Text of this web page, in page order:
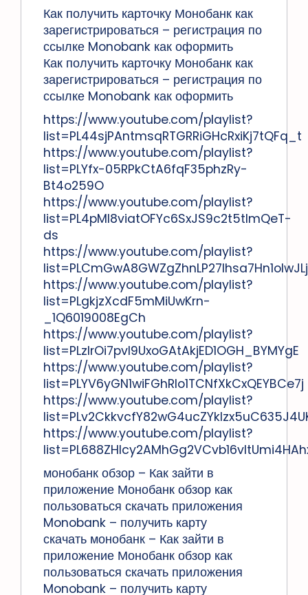
Как получить карточку Монобанк как
зарегистрироваться – регистрация по
ссылке Monobank как оформить
Как получить карточку Монобанк как
зарегистрироваться – регистрация по
ссылке Monobank как оформить
https://www.youtube.com/playlist?
list=PL44sjPAntmsqRTGRRiGHcRxiKj7tQFq_t
https://www.youtube.com/playlist?
list=PLYfx-05RPkCtA6fqF35phzRy-
Bt4o259O
https://www.youtube.com/playlist?
list=PL4pMI8viatOFYc6SxJS9c2t5tImQeT-
ds
https://www.youtube.com/playlist?
https://www.youtube.com/playlist?
list=PLgkjzXcdF5mMiUwKrn-
_1Q6019008EgCh
https://www.youtube.com/playlist?
list=PLzlrOi7pvI9UxoGAtAkjED1OGH_BYMYgE
https://www.youtube.com/playlist?
list=PLYV6yGN1wiFGhRIo1TCNfXkCxQEYBCe7j
https://www.youtube.com/playlist?
https://www.youtube.com/playlist?
монобанк обзор – Как зайти в
приложение Монобанк обзор как
пользоваться скачать приложения
Monobank – получить карту
скачать монобанк – Как зайти в
приложение Монобанк обзор как
пользоваться скачать приложения
Monobank – получить карту